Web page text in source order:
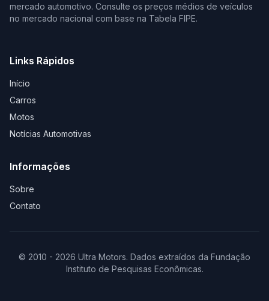
mercado automotivo. Consulte os preços médios de veículos
no mercado nacional com base na Tabela FIPE.
Links Rápidos
Início
Carros
Motos
Notícias Automotivas
Informações
Sobre
Contato
© 2010 - 2026 Ultra Motors. Dados extraídos da Fundação
Instituto de Pesquisas Econômicas.